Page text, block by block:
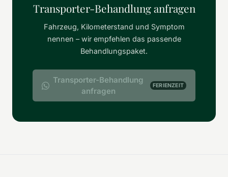
Transporter-Behandlung anfragen
Fahrzeug, Kilometerstand und Symptom
nennen – wir empfehlen das passende
Behandlungspaket.
Transporter-Behandlung
anfragen
FERIENZEIT